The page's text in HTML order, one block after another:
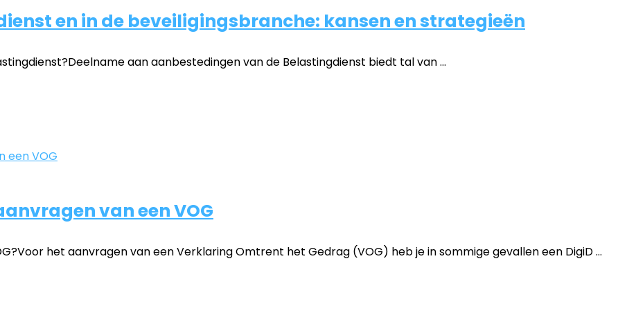
en in de beveiligingsbranche: kansen en strategieën
aan aanbestedingen van de Belastingdienst biedt tal van ...
van een VOG
het aanvragen van een Verklaring Omtrent het Gedrag (VOG) heb je in sommige gevallen een DigiD ...